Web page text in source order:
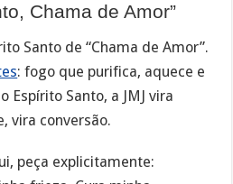
Chama de Amor”
Santo de “Chama de Amor”.
: fogo que purifica, aquece e
Espírito Santo, a JMJ vira
vira conversão.
peça explicitamente: